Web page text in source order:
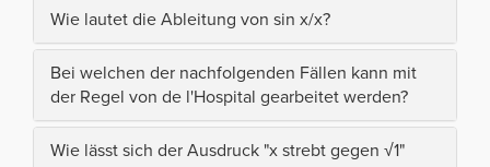
Wie lautet die Ableitung von sin x/x?
Bei welchen der nachfolgenden Fällen kann mit
der Regel von de l'Hospital gearbeitet werden?
Wie lässt sich der Ausdruck "x strebt gegen √1"